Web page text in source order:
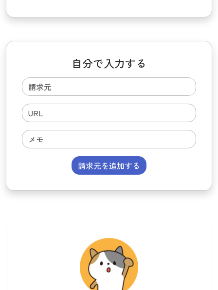
自分で入力する
請求元を追加する